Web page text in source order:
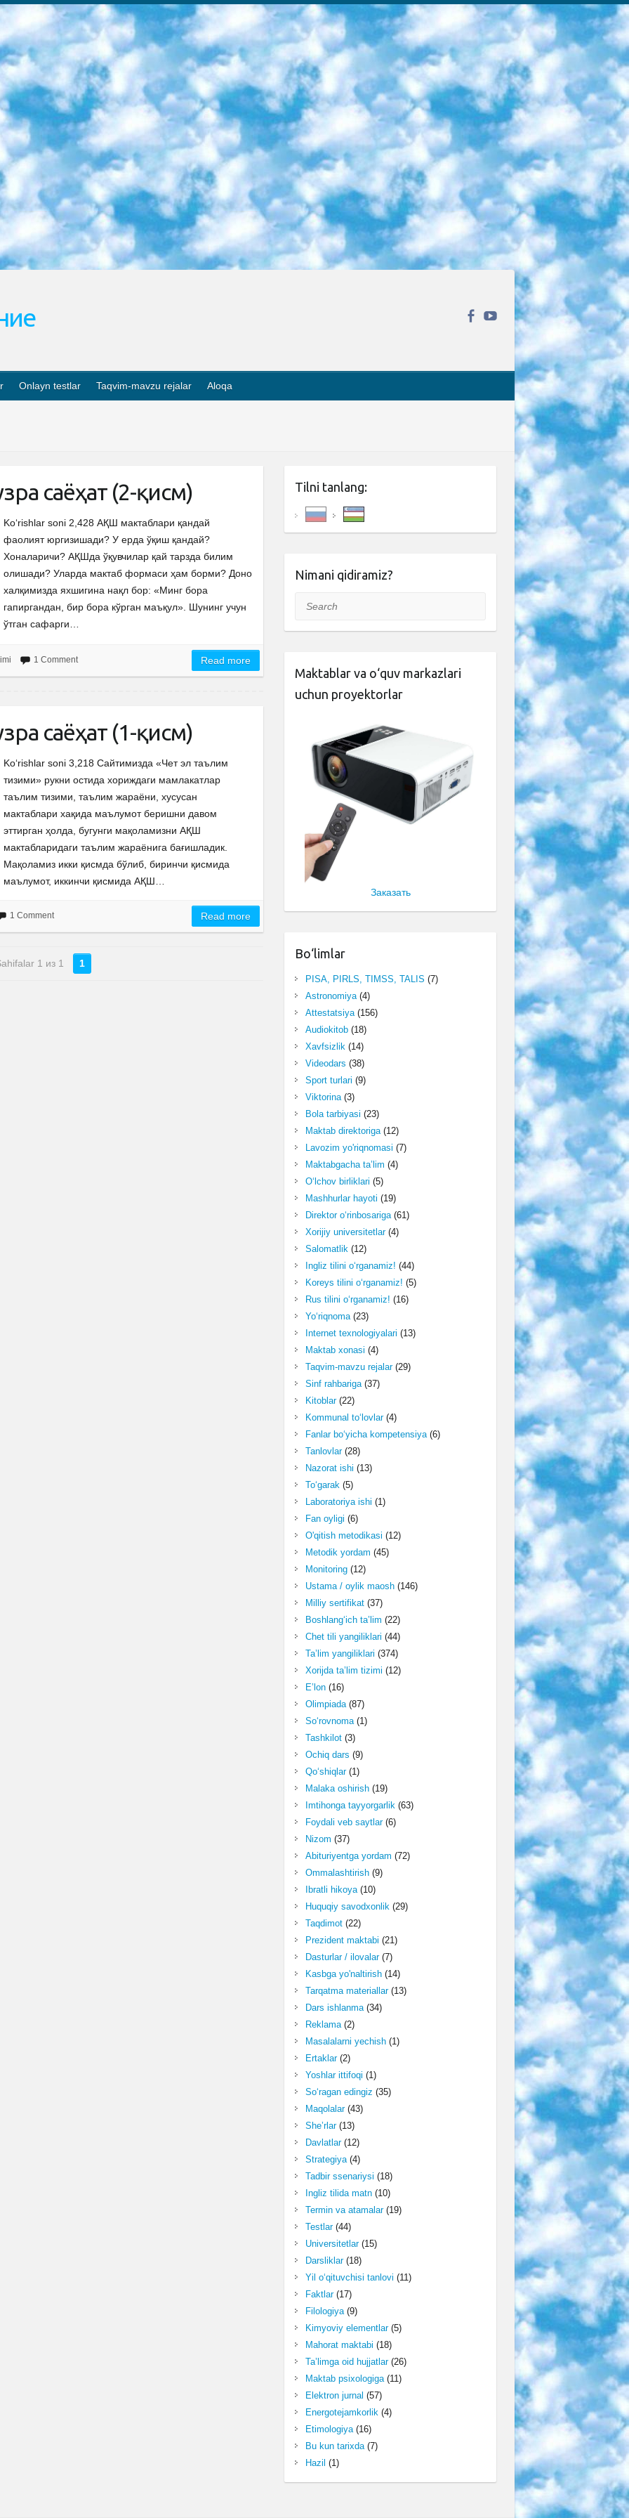
экзамен ориентирован на творческое и логическое мышление при подготовке базы материалов учитывать введение заданий. 5. Следует отметить, что: сертификат государственного образца о знании общеобразовательного предмета и как минимум национальный уровень B1 по предметам на иностранных языках, указанным в Приложении 2. или международно признанный сертификат эквивалентного уровня студенты, изучающие определенный предмет, освобождаются от экзамена; по соответствующим предметам запланирована итоговая государственная аттестация за день до дня, путем жеребьевки Рабочей группой (в письменной форме по предметам, проводимым в форме) из числа сформированных вариантов выбрано 2 варианта; 2 выбранных варианта экзамена анонсированы на официальном сайте министерства и все выпускники по всей стране на основе этих вариантов проводит итоговую государственную аттестацию. 6. Государственное образование учащихся средних общеобразовательных учреждений. знания в соответствии с квалификационными требованиями, которые необходимо приобрести на основании стандартов итоговый (выпускной) контроль для 9 и 11 классов в целях тестирования Экзамены (далее – экзамены) состоят из предметов, перечисленных в приложении 1. будет сделано. 7. Экзамены пройдут с 26 мая по 15 июня 2024 г. (кроме науки физического воспитания). 8. Физическая для учащихся 9 классов общесредних образовательных учреждений. Экзамены по предмету «Образование, квалификация медицина» 1-6 мая 2024 года. сотрудники перевести под присмотр (с отклонениями в физическом или умственном развитии) специализированная школа для детей, школы-интернаты и со сколиозом школы-интернаты санаторного типа для больных детей исключены). 9. Он был слепым, слабовидящим и имел нарушения опорно-двигательного аппарата. экзамены в специализированных школах и интернатах для детей должны проводиться исходя из требований, предъявляемых к общеобразовательным учреждениям (физкультура кроме науки). 10. Специализированная школа для глухих и слабослышащих детей. и экзамены в интернатах и быть реализован в виде письменного теста по математике. 11. Специальность для умственно отсталых детей. Для 9 класса Родной язык и литературное письмо Государственный язык (язык обучения – узбекский). для неклассов) написано Математическое письмо Письменная/устная история Узбекистана Физическое воспитание практично Итоговый контроль Для 11 класса Написание родного языка и литературы (эссе) Математическое письмо Узбекский язык (обучение на узбекском языке) не посещающее общее среднее образование для учреждений)/Образовательное учреждение выбор письменный и устный Иностранный язык письменный/устный Письменная/устная история Узбекистана *По выбору студента:  Химия  Физика  Основы государственного права  География 10 бесплатных образовательных ресурсов - Мы составили подборку онлайн-проектов с интерактивными упражнениями, видеолекциями и статьями. Они помогут вам обрести новые и освежить старые знания бесплатно. 1. «ИНТУИТ» Старейшая образовательная площадка Рунета. Здесь вы найдёте сотни текстовых и видеокурсов на десятки различных тем — от программирования до психологии. Многие курсы подготовлены российскими университетами и крупными международными компаниями вроде Intel и Microsoft. Самостоятельное обучение бесплатное, но желающие могут оплатить услуги персональных наставников. 2. «Смартия» знакомит с актуальными профессиями и подсказывает, как им обучаться. Выбрав заинтересовавшую вас специальность — SMM-специалист, фотограф, веб-дизайнер или другую, — увидите список необходимых для неё умений. Чтобы вы могли освоить их самостоятельно, для каждого умения площадка отображает подборку ссылок на учебные материалы. Хотя «Смартия» ориентируется на русскоязычную аудиторию, часть контента всё же доступна только на английском. 3. «Лекторий Физтеха» Проект Московского физико-технического института (Физтеха). С его помощью вы можете смотреть онлайн серии лекций, записанные на видео в этом вузе. В числе доступных предметов — физика, биология, химия, информационные технологии и другие. К некоторым лекциям администрация ресурса прилагает готовые конспекты, которые можно скачивать в PDF-формате. 4. ITMOcourses Онлайн-площадка Санкт-Петербургского национального исследовательского университета информационных технологий, механики и оптики (ИТМО). Ресурс предоставляет свободный доступ к курсам, разработанным в этом вузе. Каталог материалов разбит на четыре категории: «Оптические системы и технологии», «Приборостроение и робототехника», «Информационные технологии» и «Биотехнологии». Курсы состоят из видеолекций, интерактивных демонстраций и заданий. 5. «КиберЛенинка» Электронная научная библиотека открытого доступа. Каталог площадки регулярно обрастает текстами статей из различных научных изданий. Сгруппированные по журналам и рубрикам публикации можно читать онлайн или скачивать целиком в PDF-формате. Проект нацелен на популяризацию науки за счёт открытого доступа к качественной информации. 6. «ПостНаука» На этом ресурсе публикуют подборки видеолекций, составленные экспертами из разных отраслей и объединённые общими темами. Среди них, к примеру, есть серии «Биоинформатика и геномика», «Культура средневековой Скандинавии» и Cinema Studies о теории кино. Каждая подборка лекций — логически связанная история, рассказанная экспертом от первого лица. Кроме того, на сайте появляются научно-образовательные статьи и тесты на разные темы. 7. «Newочём» Команда проекта «Newочём» отбирает самые интересные тексты из англоязычных СМИ и переводит те из них, за которые голосуют участники сообщества «ВКонтакте». По большей части это научно-популярные статьи. Редакторы придумывают лишь заголовки, в остальном содержание переводов соответствует оригиналам. Полные тексты можно читать прямо в социальной сети. 8. InternetUrok Онлайн-база материалов по основным дисциплинам школьной программы. Информация на сайте структурирована по классам, предметам и темам (урокам). Каждый урок состоит из видеолекций и конспектов. Есть также интерактивные тренажёры и тесты для закрепления пройденного материала. Даже если вы давно окончили школу, возможность повторить программу старших классов всегда может пригодиться. 9. Edutainme Ещё один ресурс об образовании. В отличие от Newtonew, как мне кажется, Edutainme больше ориентируется на представителей индустрии: педагогов, предпринимателей, разработчиков образовательных проектов. Но и любой, кто просто стремится к саморазвитию, найдёт на сайте много полезного и интересного для себя. Например, информацию о новых курсах и образовательных сервисах. 10. Newtonew Онлайн-медиа об образовании и обучении в широком смысле. Авторы Newtonew пишут об инструментах, заведениях, тактиках и стратегиях, которые помогают учить других и получать новые знания самостоятельно. На этой площадке вы найдёте новости, обзоры, аналитические мат
Onlayn testlar Taqvim-mavzu rejalar Aloqa
саёҳат (2-қисм)
Ko‘rishlar soni 2,428 АҚШ мактаблари қандай
фаолият юргизишади? У ерда ўқиш қандай?
Хоналаричи? АҚШда ўқувчилар қай тарзда билим
олишади? Уларда мактаб формаси ҳам борми? Доно
халқимизда яхшигина нақл бор: «Минг бора
гапиргандан, бир бора кўрган маъқул». Шунинг учун
ўтган сафарги…
1 Comment Read more
саёҳат (1-қисм)
Ko‘rishlar soni 3,218 Сайтимизда «Чет эл таълим
тизими» рукни остида хориждаги мамлакатлар
таълим тизими, таълим жараёни, хусусан
мактаблари хақида маълумот беришни давом
эттирган ҳолда, бугунги мақоламизни АҚШ
мактабларидаги таълим жараёнига бағишладик.
Мақоламиз икки қисмда бўлиб, биринчи қисмида
маълумот, иккинчи қисмида АҚШ…
1 Comment Read more
1 из 1 1
Tilni tanlang:
Nimani qidiramiz?
Search
Maktablar va o‘quv markazlari
uchun proyektorlar
Заказать
Bo‘limlar
PISA, PIRLS, TIMSS, TALIS (7)
Astronomiya(4)
Attestatsiya(156)
Audiokitob(18)
Xavfsizlik(14)
Videodars (38)
Sport turlari (9)
Viktorina(3)
Bola tarbiyasi (23)
Maktab direktoriga(12)
Lavozim yo'riqnomasi (7)
Maktabgacha ta’lim (4)
O‘lchov birliklari (5)
Mashhurlar hayoti (19)
Direktor o‘rinbosariga(61)
Xorijiy universitetlar(4)
Salomatlik(12)
Ingliz tilini o‘rganamiz! (44)
Koreys tilini o‘rganamiz! (5)
Rus tilini o‘rganamiz! (16)
Yo‘riqnoma(23)
Internet texnologiyalari (13)
Maktab xonasi (4)
Taqvim-mavzu rejalar(29)
Sinf rahbariga(37)
Kitoblar(22)
Kommunal to‘lovlar(4)
Fanlar bo‘yicha kompetensiya(6)
Tanlovlar(28)
Nazorat ishi (13)
To‘garak(5)
Laboratoriya ishi (1)
Fan oyligi (6)
O'qitish metodikasi (12)
Metodik yordam (45)
Monitoring(12)
Ustama / oylik maosh(146)
Milliy sertifikat(37)
Boshlang‘ich ta’lim (22)
Chet tili yangiliklari (44)
Ta’lim yangiliklari (374)
Xorijda ta’lim tizimi (12)
E’lon(16)
Olimpiada(87)
So‘rovnoma(1)
Tashkilot(3)
Ochiq dars (9)
Qo‘shiqlar(1)
Malaka oshirish(19)
Imtihonga tayyorgarlik(63)
Foydali veb saytlar(6)
Nizom (37)
Abituriyentga yordam (72)
Ommalashtirish(9)
Ibratli hikoya(10)
Huquqiy savodxonlik(29)
Taqdimot(22)
Prezident maktabi (21)
Dasturlar / ilovalar(7)
Kasbga yo'naltirish(14)
Tarqatma materiallar(13)
Dars ishlanma(34)
Reklama(2)
Masalalarni yechish(1)
Ertaklar(2)
Yoshlar ittifoqi (1)
So‘ragan edingiz (35)
Maqolalar(43)
She’rlar(13)
Davlatlar(12)
Strategiya(4)
Tadbir ssenariysi (18)
Ingliz tilida matn(10)
Termin va atamalar(19)
Testlar(44)
Universitetlar(15)
Darsliklar(18)
Yil o‘qituvchisi tanlovi (11)
Faktlar(17)
Filologiya(9)
Kimyoviy elementlar(5)
Mahorat maktabi (18)
Ta’limga oid hujjatlar(26)
Maktab psixologiga(11)
Elektron jurnal (57)
Energotejamkorlik(4)
Etimologiya(16)
Bu kun tarixda(7)
Hazil (1)